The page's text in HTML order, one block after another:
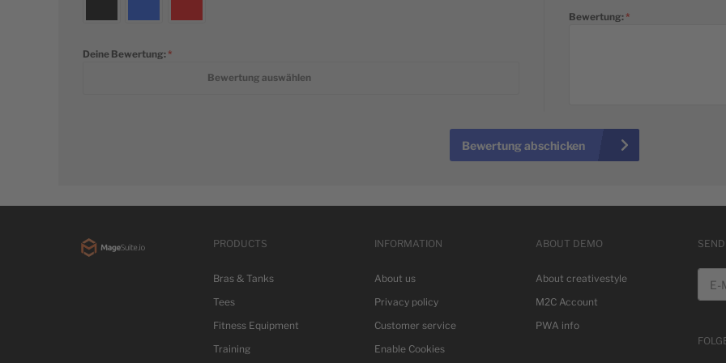
Deine Bewertung:
Bewertung auswählen
5 stars
Bewertung:
Bewertung abschicken
PRODUCTS
Bras & Tanks
Tees
Fitness Equipment
Training
INFORMATION
About us
Privacy policy
Customer service
Enable Cookies
ABOUT DEMO
About creativestyle
M2C Account
PWA info